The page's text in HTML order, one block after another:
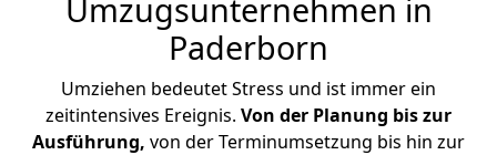
Umzugsunternehmen in
Paderborn
Umziehen bedeutet Stress und ist immer ein
zeitintensives Ereignis. Von der Planung bis zur
Ausführung, von der Terminumsetzung bis hin zur